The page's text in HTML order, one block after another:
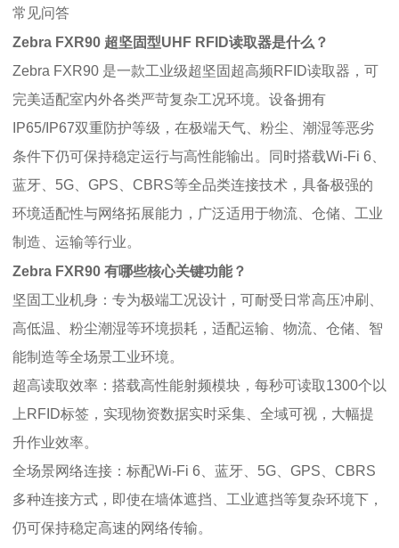
常见问答
Zebra FXR90 超坚固型UHF RFID读取器是什么？
Zebra FXR90 是一款工业级超坚固超高频RFID读取器，可
完美适配室内外各类严苛复杂工况环境。设备拥有
IP65/IP67双重防护等级，在极端天气、粉尘、潮湿等恶劣
条件下仍可保持稳定运行与高性能输出。同时搭载Wi-Fi 6、
蓝牙、5G、GPS、CBRS等全品类连接技术，具备极强的
环境适配性与网络拓展能力，广泛适用于物流、仓储、工业
制造、运输等行业。
Zebra FXR90 有哪些核心关键功能？
坚固工业机身：专为极端工况设计，可耐受日常高压冲刷、
高低温、粉尘潮湿等环境损耗，适配运输、物流、仓储、智
能制造等全场景工业环境。
超高读取效率：搭载高性能射频模块，每秒可读取1300个以
上RFID标签，实现物资数据实时采集、全域可视，大幅提
升作业效率。
全场景网络连接：标配Wi-Fi 6、蓝牙、5G、GPS、CBRS
多种连接方式，即使在墙体遮挡、工业遮挡等复杂环境下，
仍可保持稳定高速的网络传输。